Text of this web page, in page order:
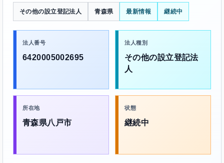
その他の設立登記法人 青森県 最新情報 継続中
法人番号
6420005002695
法人種別
その他の設立登記法
人
所在地
青森県八戸市
状態
継続中